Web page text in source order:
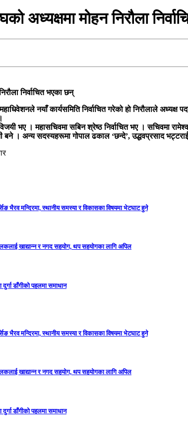
अध्यक्षमा मोहन निरौला
निर्वाचित भएका छन्
नयाँ कार्यसमिति निर्वाचित गरेको हो निरौलाले
भए । महासचिवमा सबिन श्रेष्ठ निर्वाचित भए । सचिवमा
बने । अन्य सदस्यहरूमा गोपाल ढकाल ‘छन्दे’, उद्धवप्रसाद
भैरव मन्दिरमा, स्थानीय समस्या र विकासका विषयमा भेटघाट हुने
खाद्यान्न र नगद सहयोग, थप सहयोगका लागि अपिल
डाँगीको पहलमा समाधान
भैरव मन्दिरमा, स्थानीय समस्या र विकासका विषयमा भेटघाट हुने
खाद्यान्न र नगद सहयोग, थप सहयोगका लागि अपिल
डाँगीको पहलमा समाधान